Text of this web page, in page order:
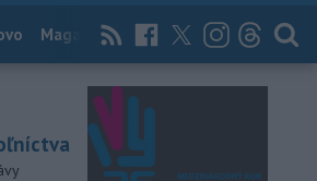
Magazín News Now Archív